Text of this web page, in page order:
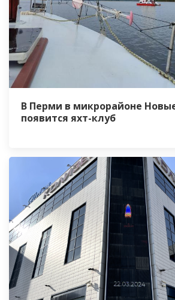
В Перми в микрорайоне
появится яхт-клуб